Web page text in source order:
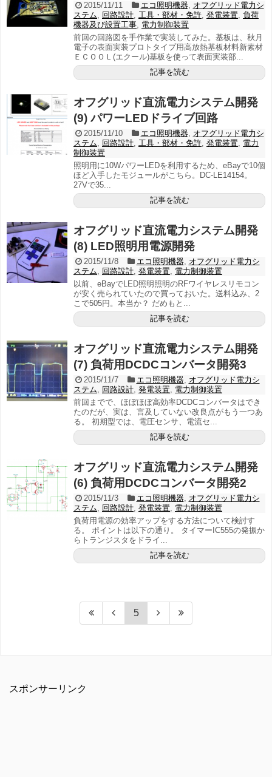
2015/11/11 エコ照明機器, オフグリッド電力シ
ステム, 回路設計, 工具・部材・免許, 発電装置, 負荷
機器及び設置工事, 電力制御装置
前回の回路図を手作業で実装してみた。基板は、秋月
電子の表面実装プロトタイプ用高放熱基板材料新素材
ＥＣＯＯＬ(エクール)基板を使って表面実装部...
記事を読む
オフグリッド直流電力システム開発
(9) パワーLEDドライブ回路
2015/11/10 エコ照明機器, オフグリッド電力シ
ステム, 回路設計, 工具・部材・免許, 発電装置, 電力
制御装置
照明用に10WパワーLEDを利用するため、eBayで10個
ほど入手したモジュールがこちら。DC-LE14154。
27Vで35...
記事を読む
オフグリッド直流電力システム開発
(8) LED照明用電源開発
2015/11/8 エコ照明機器, オフグリッド電力シ
ステム, 回路設計, 発電装置, 電力制御装置
以前、eBayでLED照明照明のRFワイヤレスリモコン
が安く売られていたので買っておいた。送料込み、2
こで505円。本当か？ だめもと...
記事を読む
オフグリッド直流電力システム開発
(7) 負荷用DCDCコンバータ開発3
2015/11/7 エコ照明機器, オフグリッド電力シ
ステム, 回路設計, 発電装置, 電力制御装置
前回までで、ほぼほぼ高効率DCDCコンバータはでき
たのだが、実は、言及していない改良点がもう一つあ
る。 初期型では、電圧センサ、電流セ...
記事を読む
オフグリッド直流電力システム開発
(6) 負荷用DCDCコンバータ開発2
2015/11/3 エコ照明機器, オフグリッド電力シ
ステム, 回路設計, 発電装置, 電力制御装置
負荷用電源の効率アップをする方法について検討す
る。 ポイントは以下の通り。 タイマーIC555の発振か
らトランジスタをドライ...
記事を読む
5
スポンサーリンク